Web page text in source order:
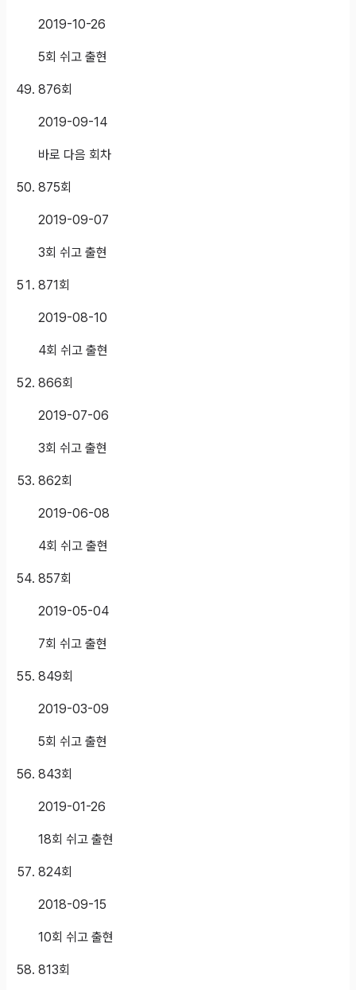
2019-10-26
5회 쉬고 출현
876회
2019-09-14
바로 다음 회차
875회
2019-09-07
3회 쉬고 출현
871회
2019-08-10
4회 쉬고 출현
866회
2019-07-06
3회 쉬고 출현
862회
2019-06-08
4회 쉬고 출현
857회
2019-05-04
7회 쉬고 출현
849회
2019-03-09
5회 쉬고 출현
843회
2019-01-26
18회 쉬고 출현
824회
2018-09-15
10회 쉬고 출현
813회